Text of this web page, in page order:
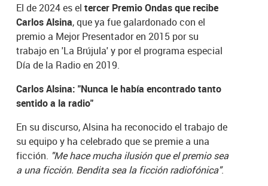
El de 2024 es eltercer Premio Ondas que recibe
Carlos Alsina, que ya fue galardonado con el
premio a Mejor Presentador en 2015 por su
trabajo en 'La Brújula' y por el programa especial
Día de la Radio en 2019.
Carlos Alsina: "Nunca le había encontrado tanto
sentido a la radio"
En su discurso, Alsina ha reconocido el trabajo de
su equipo y ha celebrado que se premie a una
ficción. "Me hace mucha ilusión que el premio sea
a una ficción. Bendita sea la ficción radiofónica".